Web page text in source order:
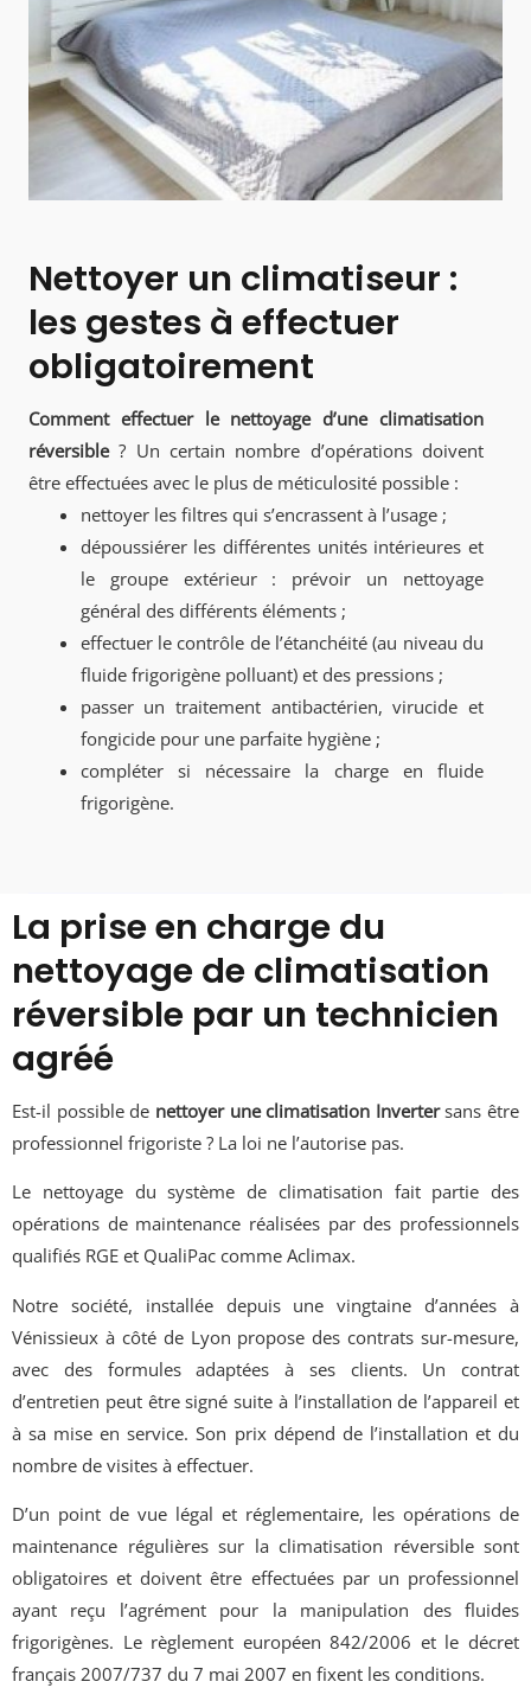
Nettoyer un climatiseur :
les gestes à effectuer
obligatoirement
Comment effectuer le nettoyage d’une climatisation
réversible? Un certain nombre d’opérations doivent
être effectuées avec le plus de méticulosité possible :
nettoyer les filtres qui s’encrassent à l’usage ;
dépoussiérer les différentes unités intérieures et
le groupe extérieur : prévoir un nettoyage
général des différents éléments ;
effectuer le contrôle de l’étanchéité (au niveau du
fluide frigorigène polluant) et des pressions ;
passer un traitement antibactérien, virucide et
fongicide pour une parfaite hygiène ;
compléter si nécessaire la charge en fluide
frigorigène.
La prise en charge du
nettoyage de climatisation
réversible par un technicien
agréé
Est-il possible de nettoyer une climatisation Invertersans être
professionnel frigoriste ? La loi ne l’autorise pas.
Le nettoyage du système de climatisation fait partie des
opérations de maintenance réalisées par des professionnels
qualifiés RGE et QualiPac comme Aclimax.
Notre société, installée depuis une vingtaine d’années à
Vénissieux à côté de Lyon propose des contrats sur-mesure,
avec des formules adaptées à ses clients. Un contrat
d’entretien peut être signé suite à l’installation de l’appareil et
à sa mise en service. Son prix dépend de l’installation et du
nombre de visites à effectuer.
D’un point de vue légal et réglementaire, les opérations de
maintenance régulières sur la climatisation réversible sont
obligatoires et doivent être effectuées par un professionnel
ayant reçu l’agrément pour la manipulation des fluides
frigorigènes. Le règlement européen 842/2006 et le décret
français 2007/737 du 7 mai 2007 en fixent les conditions.